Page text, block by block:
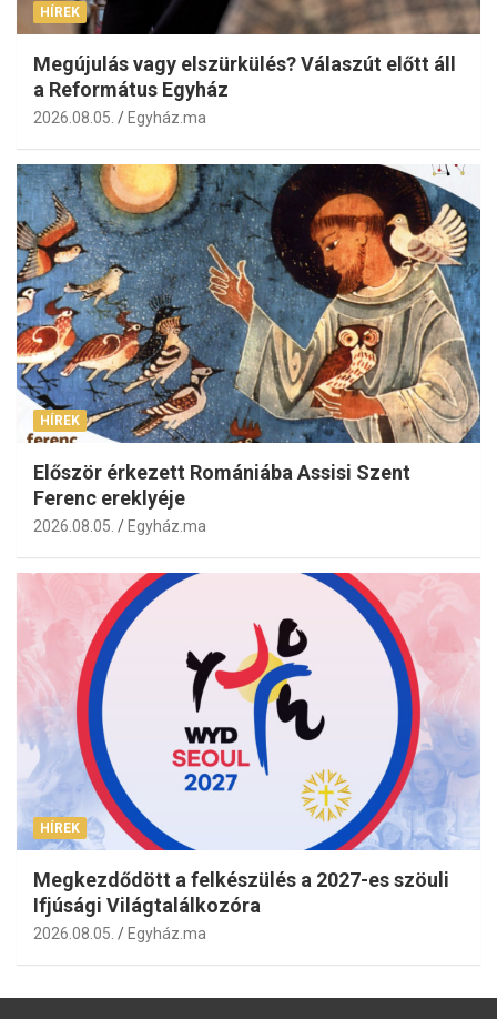
HÍREK
Megújulás vagy elszürkülés? Válaszút előtt áll
a Református Egyház
2026.08.05. Egyház.ma
HÍREK
Először érkezett Romániába Assisi Szent
Ferenc ereklyéje
2026.08.05. Egyház.ma
HÍREK
Megkezdődött a felkészülés a 2027-es szöuli
Ifjúsági Világtalálkozóra
2026.08.05. Egyház.ma